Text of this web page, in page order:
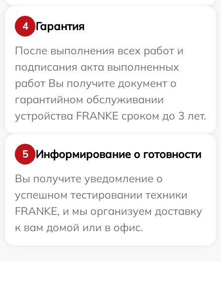
4
Гарантия
После выполнения всех работ и
подписания акта выполненных
работ Вы получите документ о
гарантийном обслуживании
устройства FRANKE сроком до 3 лет.
5
Информирование о готовности
Вы получите уведомление о
успешном тестировании техники
FRANKE, и мы организуем доставку
к вам домой или в офис.